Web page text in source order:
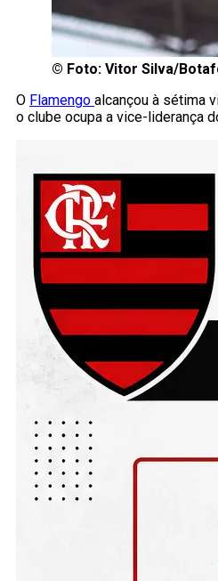
© Foto: Vitor Silva/
O Flamengo alcançou à sétima
o clube ocupa a vice-liderança